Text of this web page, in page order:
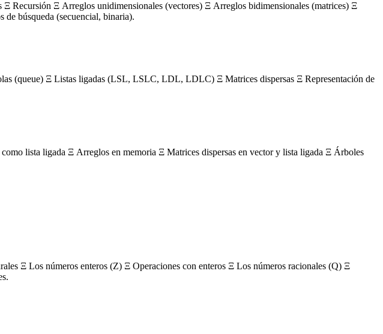
Recursión Ξ Arreglos unidimensionales (vectores) Ξ Arreglos bidimensionales (matrices) Ξ
búsqueda (secuencial, binaria).
(queue) Ξ Listas ligadas (LSL, LSLC, LDL, LDLC) Ξ Matrices dispersas Ξ Representación de
lista ligada Ξ Arreglos en memoria Ξ Matrices dispersas en vector y lista ligada Ξ Árboles
Ξ Los números enteros (Z) Ξ Operaciones con enteros Ξ Los números racionales (Q) Ξ